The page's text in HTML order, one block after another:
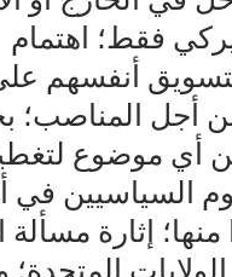
فقط؛ اهتمام
أنفسهم
من أجل المناصب؛
أي موضوع
السياسيين في
إثارة مسألة